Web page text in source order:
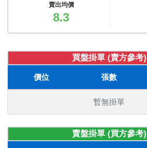
賣出均價
8.3
買盤掛單 (賣方參考)
價位 張數
暫無掛單
賣盤掛單 (買方參考)